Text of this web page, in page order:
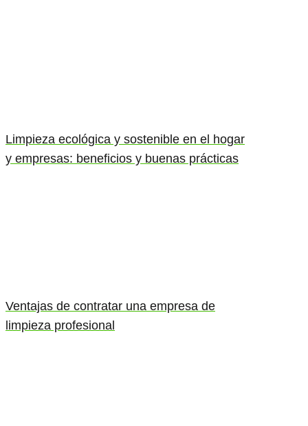
Limpieza ecológica y sostenible en el hogar
y empresas: beneficios y buenas prácticas
Ventajas de contratar una empresa de
limpieza profesional